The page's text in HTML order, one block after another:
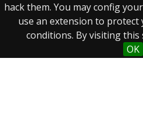
hack them. You may config
use an extension to protect
conditions. By visiting this
OK